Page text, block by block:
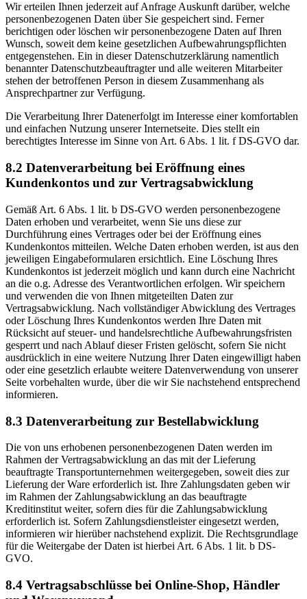
Wir erteilen Ihnen jederzeit auf Anfrage Auskunft darüber, welche
personenbezogenen Daten über Sie gespeichert sind. Ferner
berichtigen oder löschen wir personenbezogene Daten auf Ihren
Wunsch, soweit dem keine gesetzlichen Aufbewahrungspflichten
entgegenstehen. Ein in dieser Datenschutzerklärung namentlich
benannter Datenschutzbeauftragter und alle weiteren Mitarbeiter
stehen der betroffenen Person in diesem Zusammenhang als
Ansprechpartner zur Verfügung.
Die Verarbeitung Ihrer Datenerfolgt im Interesse einer komfortablen
und einfachen Nutzung unserer Internetseite. Dies stellt ein
berechtigtes Interesse im Sinne von Art. 6 Abs. 1 lit. f DS-GVO dar.
8.2 Datenverarbeitung bei Eröffnung eines
Kundenkontos und zur Vertragsabwicklung
Gemäß Art. 6 Abs. 1 lit. b DS-GVO werden personenbezogene
Daten erhoben und verarbeitet, wenn Sie uns diese zur
Durchführung eines Vertrages oder bei der Eröffnung eines
Kundenkontos mitteilen. Welche Daten erhoben werden, ist aus den
jeweiligen Eingabeformularen ersichtlich. Eine Löschung Ihres
Kundenkontos ist jederzeit möglich und kann durch eine Nachricht
an die o.g. Adresse des Verantwortlichen erfolgen. Wir speichern
und verwenden die von Ihnen mitgeteilten Daten zur
Vertragsabwicklung. Nach vollständiger Abwicklung des Vertrages
oder Löschung Ihres Kundenkontos werden Ihre Daten mit
Rücksicht auf steuer- und handelsrechtliche Aufbewahrungsfristen
gesperrt und nach Ablauf dieser Fristen gelöscht, sofern Sie nicht
ausdrücklich in eine weitere Nutzung Ihrer Daten eingewilligt haben
oder eine gesetzlich erlaubte weitere Datenverwendung von unserer
Seite vorbehalten wurde, über die wir Sie nachstehend entsprechend
informieren.
8.3 Datenverarbeitung zur Bestellabwicklung
Die von uns erhobenen personenbezogenen Daten werden im
Rahmen der Vertragsabwicklung an das mit der Lieferung
beauftragte Transportunternehmen weitergegeben, soweit dies zur
Lieferung der Ware erforderlich ist. Ihre Zahlungsdaten geben wir
im Rahmen der Zahlungsabwicklung an das beauftragte
Kreditinstitut weiter, sofern dies für die Zahlungsabwicklung
erforderlich ist. Sofern Zahlungsdienstleister eingesetzt werden,
informieren wir hierüber nachstehend explizit. Die Rechtsgrundlage
für die Weitergabe der Daten ist hierbei Art. 6 Abs. 1 lit. b DS-
GVO.
8.4 Vertragsabschlüsse bei Online-Shop, Händler